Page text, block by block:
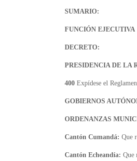
SUMARIO:
FUNCIÓN EJECUTIVA
DECRETO:
PRESIDENCIA DE LA
400 Expídese el
GOBIERNOS
ORDENANZAS
Cantón Cumandá:Que
Cantón Echeandía: Que